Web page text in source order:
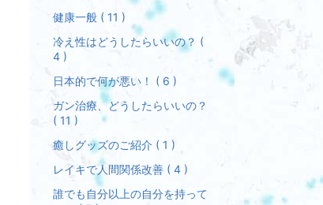
健康一般 ( 11 )
冷え性はどうしたらいいの？ (
4 )
日本的で何が悪い！ ( 6 )
ガン治療、どうしたらいいの？
( 11 )
癒しグッズのご紹介 ( 1 )
レイキで人間関係改善 ( 4 )
誰でも自分以上の自分を持って